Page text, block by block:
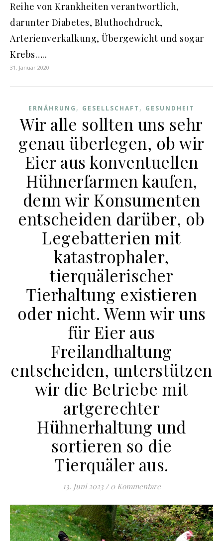
Reihe von Krankheiten verantwortlich,
darunter Diabetes, Bluthochdruck,
Arterienverkalkung, Übergewicht und sogar
Krebs…..
31. Januar 2020
ERNÄHRUNG , GESELLSCHAFT , GESUNDHEIT
Wir alle sollten uns sehr
genau überlegen, ob wir
Eier aus konventuellen
Hühnerfarmen kaufen,
denn wir Konsumenten
entscheiden darüber, ob
Legebatterien mit
katastrophaler,
tierquälerischer
Tierhaltung existieren
oder nicht. Wenn wir uns
für Eier aus
Freilandhaltung
entscheiden, unterstützen
wir die Betriebe mit
artgerechter
Hühnerhaltung und
sortieren so die
Tierquäler aus.
13. Juni 2023 / 0 Kommentare